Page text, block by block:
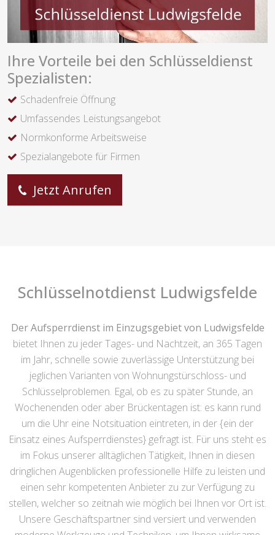
Ihre Vorteile bei den Schlüsseldienst
Spezialisten:
Schadenfreie Öffnung
Umfassendes Leistungsangebot
Normkonforme Arbeitsweise
Spezialangebote für Firmen
Jetzt Anrufen
Schlüsselnotdienst Ludwigsfelde
Der Aufsperrdienst im Einzugsgebiet von Ludwigsfelde
bietet Ihnen zu jeder Tages- und Nachtzeit, an 365 Tagen
im Jahr, schnelle sowie zuverlässige Unterstützung bei
jeglichen Varianten von Wohnungstürschloss- und
Schlüsselproblemen. Egal, ob es zu später Stunde, an
Wochenenden oder aber Brückentagen ist: es kann rund
um die Uhr eine Notsituation eintreten, in der {ein der
Einsatz eines Aufsperrdienstes} gefragt ist. Für uns steht es
im Fokus unserer alltäglichen Tätigkeit, Ihnen in diesen
dringlichen Augenblicken professionelle Hilfe zu leisten und
einen sehr kompetenten Anbieter zu zur Verfügung zu
stellen, welcher so zeitnah wie möglich bei Ihnen vor Ort ist.
Unsere Geschäftspartner sind versiert und verwenden